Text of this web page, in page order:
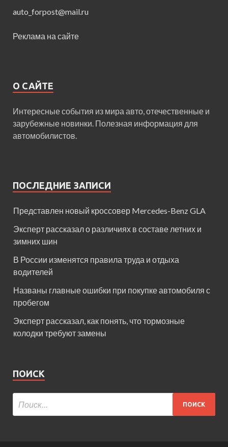
auto_forpost@mail.ru
Реклама на сайте
О САЙТЕ
Интересные события из мира авто, отечественные и
зарубежные новинки. Полезная информация для
автомобилистов.
ПОСЛЕДНИЕ ЗАПИСИ
Представлен новый кроссовер Mercedes-Benz GLA
Эксперт рассказал о различиях в составе летних и
зимних шин
В России изменятся правила труда и отдыха
водителей
Названы главные ошибки при покупке автомобиля с
пробегом
Эксперт рассказал, как понять, что тормозные
колодки требуют замены
ПОИСК